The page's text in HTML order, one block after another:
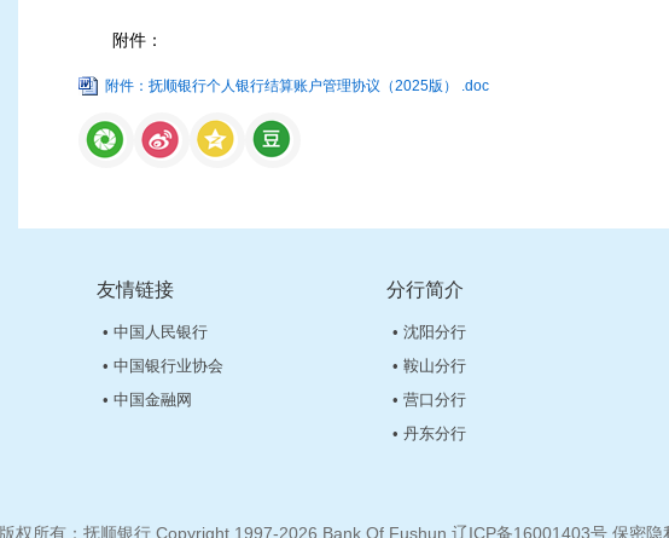
附件：
附件：抚顺银行个人银行结算账户管理协议（2025版） .doc
友情链接
• 中国人民银行
• 中国银行业协会
• 中国金融网
分行简介
• 沈阳分行
• 鞍山分行
• 营口分行
• 丹东分行
版权所有：抚顺银行 Copyright 1997-2026 Bank Of Fushun 辽ICP备16001403号 保密隐